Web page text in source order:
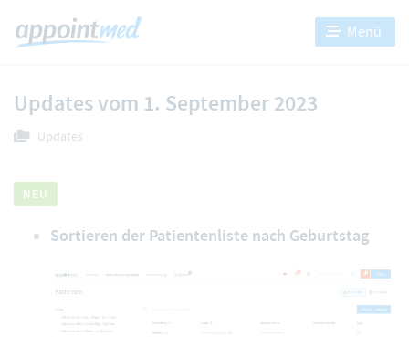
Menü
Updates vom 1. September 2023
Updates
NEU
Sortieren der Patientenliste nach Geburtstag